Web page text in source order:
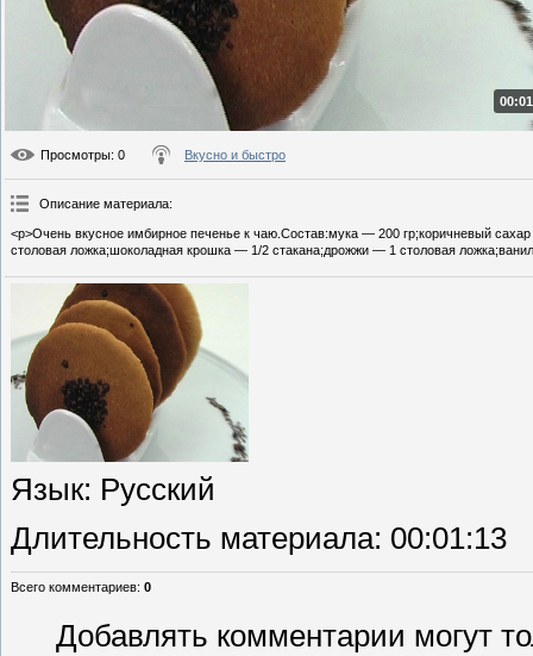
Просмотры: 0 Вкусно и быстро
Описание материала:
<p>Очень вкусное имбирное печенье к чаю.Состав:мука — 200 гр;коричневый
столовая ложка;шоколадная крошка — 1/2 стакана;дрожжи — 1 столовая
Язык: Русский
Длительность материала: 00:01:13
Всего комментариев: 0
Добавлять комментарии могут